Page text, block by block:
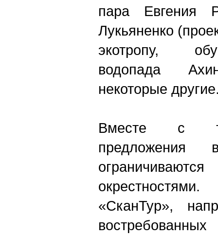
пара Евгения
Лукьяненко
экотропу,
водопада
некоторые
Вместе с
предложения
«СканТур»,